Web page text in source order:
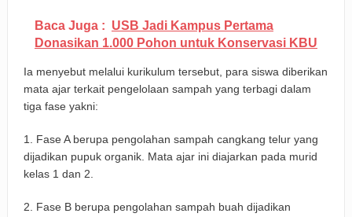
Baca Juga : USB Jadi Kampus Pertama
Donasikan 1.000 Pohon untuk Konservasi KBU
Ia menyebut melalui kurikulum tersebut, para siswa diberikan
mata ajar terkait pengelolaan sampah yang terbagi dalam
tiga fase yakni:
1. Fase A berupa pengolahan sampah cangkang telur yang
dijadikan pupuk organik. Mata ajar ini diajarkan pada murid
kelas 1 dan 2.
2. Fase B berupa pengolahan sampah buah dijadikan